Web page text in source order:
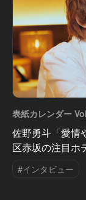
表紙カレンダー
佐野勇斗「愛情
区赤坂の注目ホ
#インタビュー